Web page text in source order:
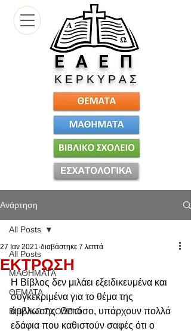
Ε Α Ε Π
Κ Ε Ρ Κ Υ Ρ Α Σ
Ανάρτηση
All Posts
ΜΑΘΗΜΑΤΑ
ΘΕΜΑΤΑ
ΒΙΒΛΙΚΟ ΣΧΟΛΕΙΟ
All Posts
ΕΚΤΡΩΣΗ
27 Ιαν 2021 διαβάστηκε 7 λεπτά
Η Βίβλος δεν μιλάει εξειδικευμένα και
συγκεκριμένα για το θέμα της
άμβλωσης. Ωστόσο, υπάρχουν πολλά
εδάφια που καθιστούν σαφές ότι ο